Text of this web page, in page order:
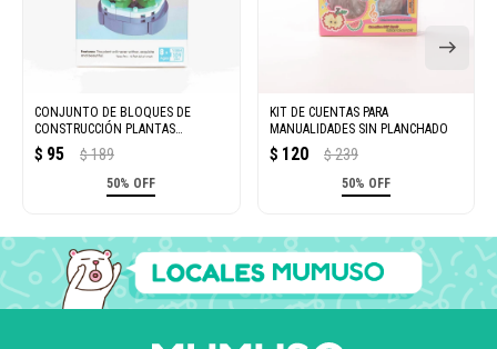
CONJUNTO DE BLOQUES DE
CONSTRUCCIÓN PLANTAS
SUCULENTAS (109 PIEZAS)
$ 95 $ 189
50% OFF
KIT DE CUENTAS PARA
MANUALIDADES SIN PLANCHADO
$ 120 $ 239
50% OFF